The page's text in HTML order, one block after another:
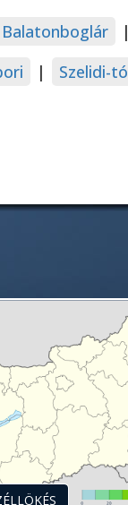
Balatonboglár |
| Szelidi-tó